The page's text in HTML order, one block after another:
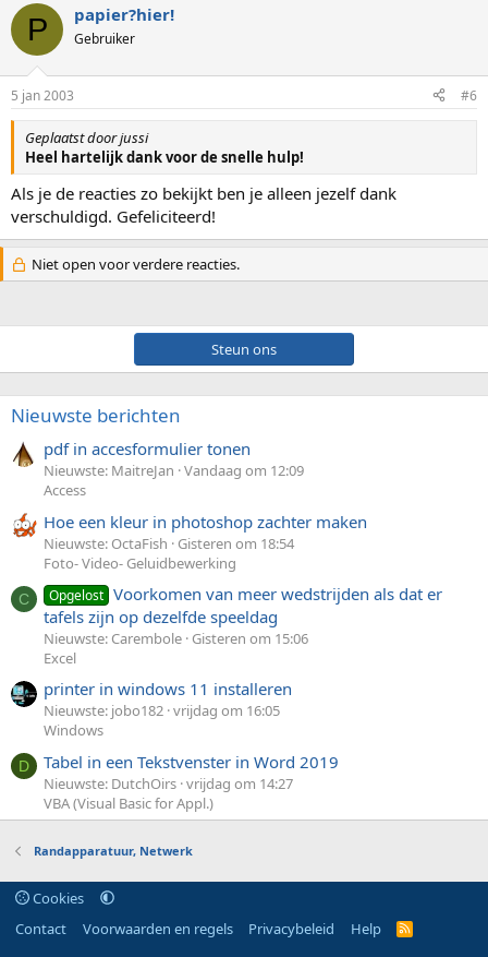
P papier?hier!
Gebruiker
5 jan 2003 #6
Geplaatst door jussi
Heel hartelijk dank voor de snelle hulp!
Als je de reacties zo bekijkt ben je alleen jezelf dank
verschuldigd. Gefeliciteerd!
Niet open voor verdere reacties.
Steun ons
Nieuwste berichten
pdf in accesformulier tonen
Nieuwste: MaitreJan Vandaag om 12:09
Access
Hoe een kleur in photoshop zachter maken
Nieuwste: OctaFish
Gisteren om 18:54
Foto- Video- Geluidbewerking
C Opgelost Voorkomen van meer wedstrijden als dat er
tafels zijn op dezelfde speeldag
Nieuwste: Carembole Gisteren om 15:06
Excel
printer in windows 11 installeren
Nieuwste: jobo182 vrijdag om 16:05
Windows
D Tabel in een Tekstvenster in Word 2019
Nieuwste: DutchOirs vrijdag om 14:27
VBA (Visual Basic for Appl.)
Randapparatuur, Netwerk
Cookies
Contact
Voorwaarden en regels Privacybeleid Help
R
S